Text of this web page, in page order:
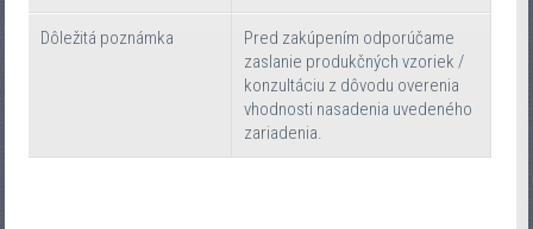
Dôležitá poznámka
Pred zakúpením odporúčame
zaslanie produkčných vzoriek /
konzultáciu z dôvodu overenia
vhodnosti nasadenia uvedeného
zariadenia.